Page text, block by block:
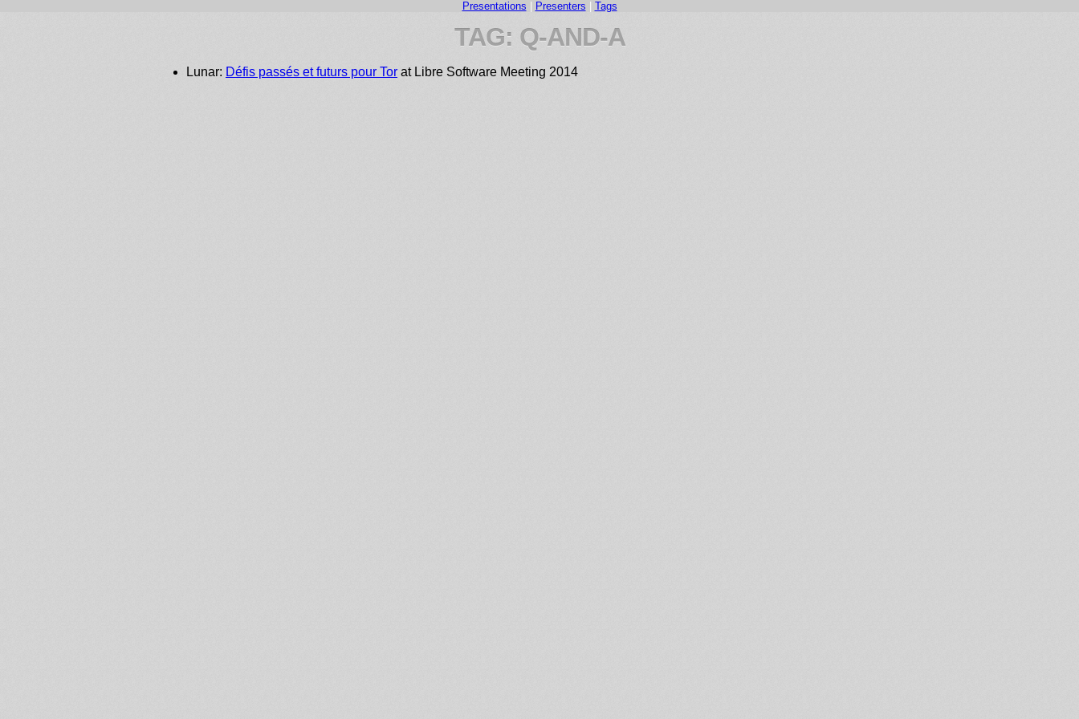
Presentations Presenters Tags
TAG: Q-AND-A
Lunar: Défis passés et futurs pour Tor at Libre Software Meeting 2014